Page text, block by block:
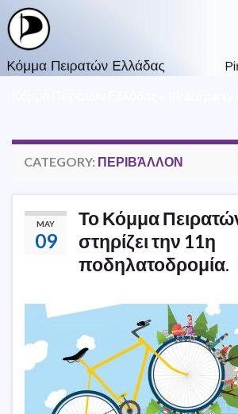
CATEGORY: ΠΕΡΙΒΆΛΛΟΝ
MAY
09
Το Κόμμα
στηρίζει την 11η
ποδηλατοδρομία.